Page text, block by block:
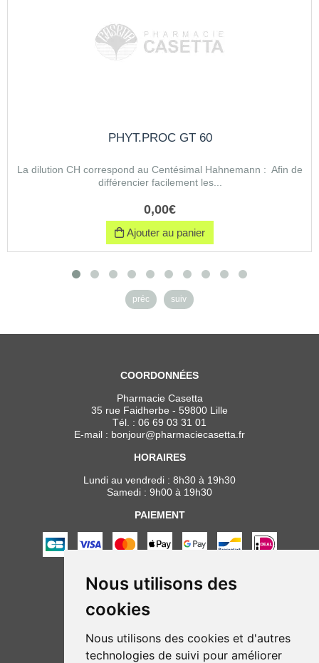
Nous utilisons des
cookies
Nous utilisons des cookies et d'autres
technologies de suivi pour améliorer
PHYT.PROC GT 60
La dilution CH correspond au Centésimal Hahnemann : Afin de
différencier facilement les...
0,00€
Ajouter au panier
préc suiv
COORDONNÉES
Pharmacie Casetta
35 rue Faidherbe - 59800 Lille
Tél. : 06 69 03 31 01
E-mail : bonjour@pharmaciecasetta.fr
HORAIRES
Lundi au vendredi : 8h30 à 19h30
Samedi : 9h00 à 19h30
PAIEMENT
NOUS SUIVRE